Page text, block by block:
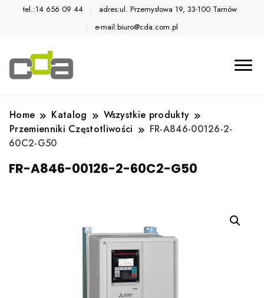
tel.:14 656 09 44
adres:ul. Przemysłowa 19, 33-100 Tarnów
e-mail:biuro@cda.com.pl
Home Katalog
Wszystkie produkty
Przemienniki Częstotliwości
FR-A846-00126-2-
60C2-G50
FR-A846-00126-2-60C2-G50